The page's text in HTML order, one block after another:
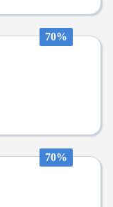
70%
70%